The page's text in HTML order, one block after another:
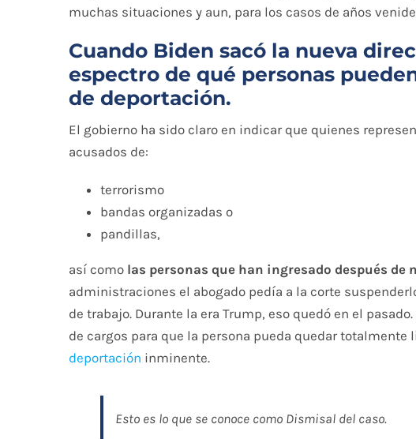
muchas situaciones y aun, para los casos de años
Cuando Biden sacó la nueva
espectro de qué personas
de deportación.
El gobierno ha sido claro en indicar que quienes
acusados de:
terrorismo
bandas organizadas o
pandillas,
así como las personas que han ingresado después de
administraciones el abogado pedía a la corte
de trabajo. Durante la era Trump, eso quedó en el
de cargos para que la persona pueda quedar
deportación inminente.
Esto es lo que se conoce como Dismisal del caso.